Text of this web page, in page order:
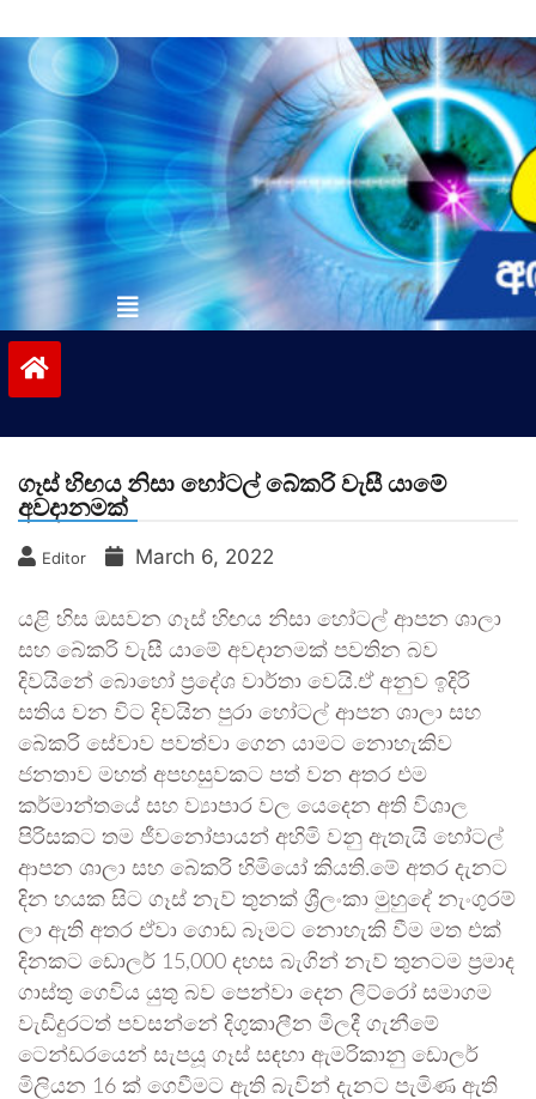
to
contentvinivida.lk
ගෑස් හිඟය නිසා හෝටල් බේකරි වැසී යාමේ
අවදානමක්
Editor March 6, 2022
යළි හිස ඔසවන ගෑස් හිඟය නිසා හෝටල් ආපන ශාලා
සහ බේකරි වැසී යාමේ අවදානමක් පවතින බව
දිවයිනේ බොහෝ ප්‍රදේශ වාර්තා වෙයි.ඒ අනුව ඉදිරි
සතිය වන විට දිවයින පුරා හෝටල් ආපන ශාලා සහ
බේකරි සේවාව පවත්වා ගෙන යාමට නොහැකිව
ජනතාව මහත් අපහසුවකට පත් වන අතර එම
කර්මාන්තයේ සහ ව්‍යාපාර වල යෙදෙන අති විශාල
පිරිසකට තම ජීවනෝපායන් අහිමි වනු ඇතැයි හෝටල්
ආපන ශාලා සහ බේකරි හිමියෝ කියති.මේ අතර දැනට
දින හයක සිට ගෑස් නැව් තුනක් ශ්‍රීලංකා මුහුදේ නැංගුරම්
ලා ඇති අතර ඒවා ගොඩ බෑමට නොහැකි වීම මත එක්
දිනකට ඩොලර් 15,000 දහස බැගින් නැව් තුනටම ප්‍රමාද
ගාස්තු ගෙවිය යුතු බව පෙන්වා දෙන ලිට්රෝ සමාගම
වැඩිදුරටත් පවසන්නේ දිගුකාලීන මිලදී ගැනීමේ
ටෙන්ඩරයෙන් සැපයූ ගෑස් සඳහා ඇමරිකානු ඩොලර්
මිලියන 16 ක් ගෙවීමට ඇති බැවින් දැනට පැමිණ ඇති